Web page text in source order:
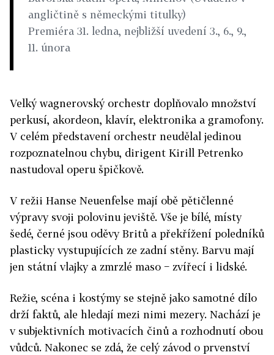
angličtině s německými titulky)
Premiéra 31. ledna, nejbližší uvedení 3., 6., 9.,
11. února
Velký wagnerovský orchestr doplňovalo množství
perkusí, akordeon, klavír, elektronika a gramofony.
V celém představení orchestr neudělal jedinou
rozpoznatelnou chybu, dirigent Kirill Petrenko
nastudoval operu špičkově.
V režii Hanse Neuenfelse mají obě pětičlenné
výpravy svoji polovinu jeviště. Vše je bílé, místy
šedé, černé jsou oděvy Britů a překřížení poledníků
plasticky vystupujících ze zadní stěny. Barvu mají
jen státní vlajky a zmrzlé maso − zvířecí i lidské.
Režie, scéna i kostýmy se stejně jako samotné dílo
drží faktů, ale hledají mezi nimi mezery. Nachází je
v subjektivních motivacích činů a rozhodnutí obou
vůdců. Nakonec se zdá, že celý závod o prvenství